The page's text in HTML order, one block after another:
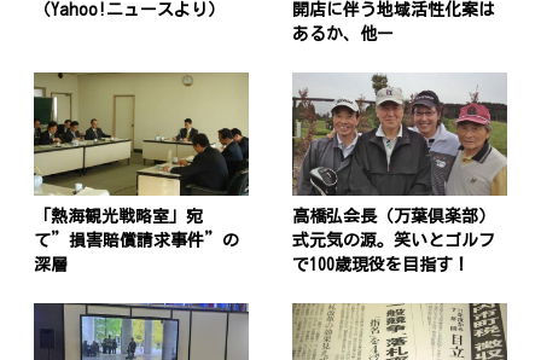
（Yahoo!ニュースより）
開店に伴う地域活性化案は
あるか、他ー
「熱海観光戦略室」宛
て”損害賠償請求事件”の
深層
高橋弘会長（万葉倶楽部）
式元気の源。笑いとゴルフ
で100歳現役を目指す！